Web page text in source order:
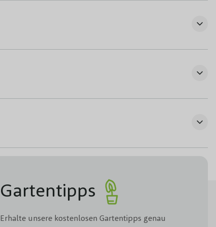
Gartentipps
Erhalte unsere kostenlosen Gartentipps genau